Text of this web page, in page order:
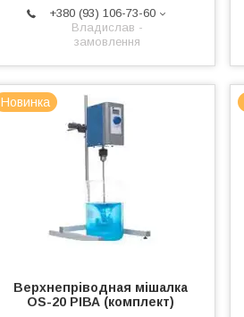
+380 (93) 106-73-60
Владислав -
замовлення
Новинка
Верхнепріводная мішалка
OS-20 РІВА (комплект)